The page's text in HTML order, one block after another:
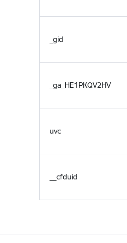
_gid
_ga_HE1PKQV2HV
uvc
__cfduid